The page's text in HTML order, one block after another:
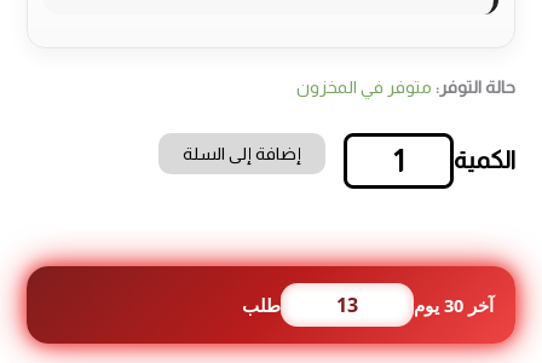
حالة التوفر: متوفر في المخزون
كمية
VITAL
الايطالي
🇮🇹
إضافة إلى السلة
آخر 30 يوم 13 طلب